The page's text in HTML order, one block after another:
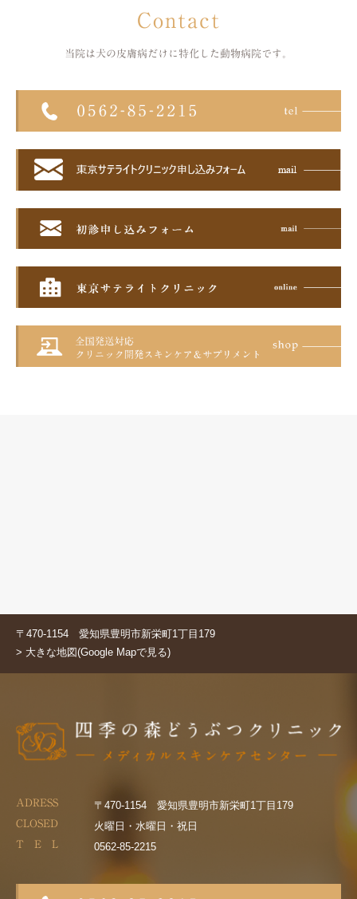
Contact
当院は犬の皮膚病だけに特化した 動物病院です。
〒470-1154 愛知県豊明市新栄町1丁目179
> 大きな地図(Google Mapで見る)
ADRESS 〒470-1154 愛知県豊明市新栄町1丁目179
CLOSED 火曜日・水曜日・祝日
T E L 0562-85-2215